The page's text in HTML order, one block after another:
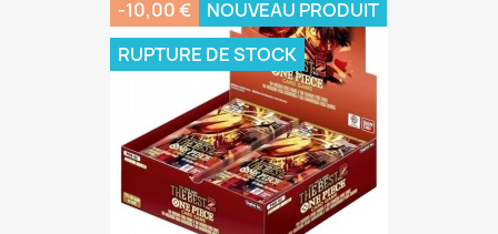
-10,00 €
NOUVEAU PRODUIT
RUPTURE DE STOCK